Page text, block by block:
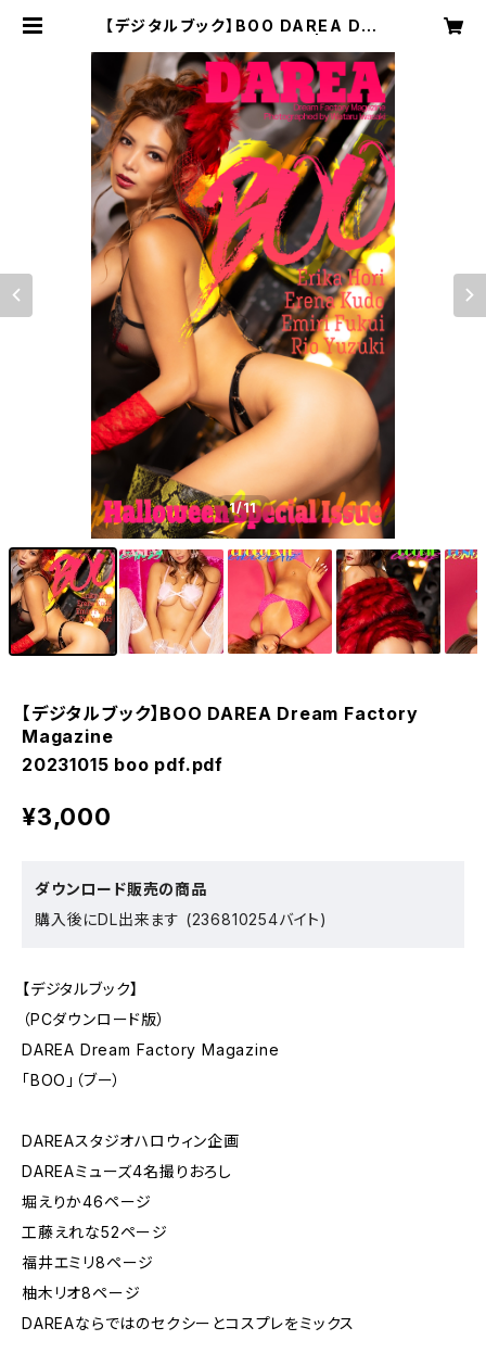
【デジタルブック】BOO DAREA Dre
A STUDIO
1/11
【デジタルブック】BOO DAREA Dream Factory
Magazine
20231015 boo pdf.pdf
¥3,000
ダウンロード販売の商品
購入後にDL出来ます (236810254バイト)
【デジタルブック】
（PCダウンロード版）
DAREA Dream Factory Magazine
「BOO」（ブー）
DAREAスタジオハロウィン企画
DAREAミューズ4名撮りおろし
堀えりか46ページ
工藤えれな52ページ
福井エミリ8ページ
柚木リオ8ページ
DAREAならではのセクシーとコスプレをミックス